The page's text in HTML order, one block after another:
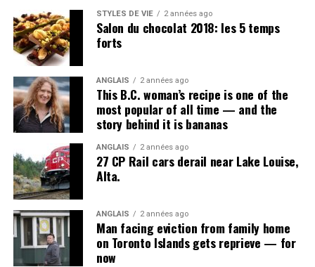
STYLES DE VIE 2 années ago
Salon du chocolat 2018: les 5 temps
forts
ANGLAIS 2 années ago
This B.C. woman’s recipe is one of the
most popular of all time — and the
story behind it is bananas
ANGLAIS 2 années ago
27 CP Rail cars derail near Lake Louise,
Alta.
ANGLAIS 2 années ago
Man facing eviction from family home
on Toronto Islands gets reprieve — for
now